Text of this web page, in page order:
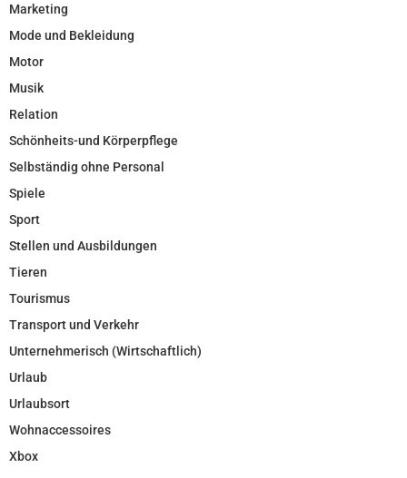
Marketing
Mode und Bekleidung
Motor
Musik
Relation
Schönheits-und Körperpflege
Selbständig ohne Personal
Spiele
Sport
Stellen und Ausbildungen
Tieren
Tourismus
Transport und Verkehr
Unternehmerisch (Wirtschaftlich)
Urlaub
Urlaubsort
Wohnaccessoires
Xbox